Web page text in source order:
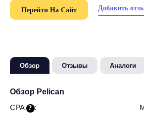
Перейти На Сайт Добавить
Обзор Отзывы Аналоги
Обзор Pelican
CPA
: